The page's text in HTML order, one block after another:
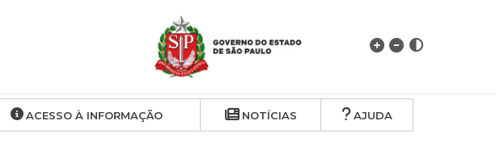
ACESSO À INFORMAÇÃO NOTÍCIAS AJUDA